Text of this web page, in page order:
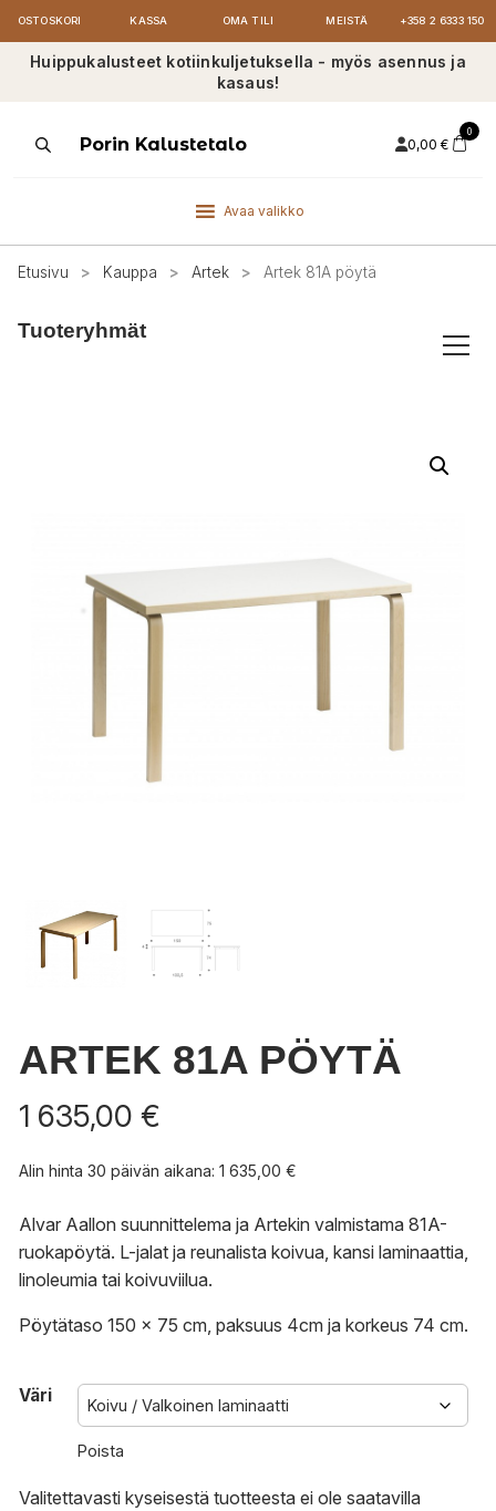
OSTOSKORI KASSA OMA TILI MEISTÄ +358 2 6333 150
Huippukalusteet kotiinkuljetuksella - myös asennus ja
kasaus!
ProductsPorin Kalustetalo 0,00 €
0
Avaa valikko
Etusivu > Kauppa > Artek > Artek 81A pöytä
Tuoteryhmät
ARTEK 81A PÖYTÄ
1 635,00 €
Alin hinta 30 päivän aikana: 1 635,00 €
Alvar Aallon suunnittelema ja Artekin valmistama 81A-
ruokapöytä. L-jalat ja reunalista koivua, kansi laminaattia,
linoleumia tai koivuviilua.
Pöytätaso 150 x 75 cm, paksuus 4cm ja korkeus 74 cm.
Väri
Poista
Valitettavasti kyseisestä tuotteesta ei ole saatavilla